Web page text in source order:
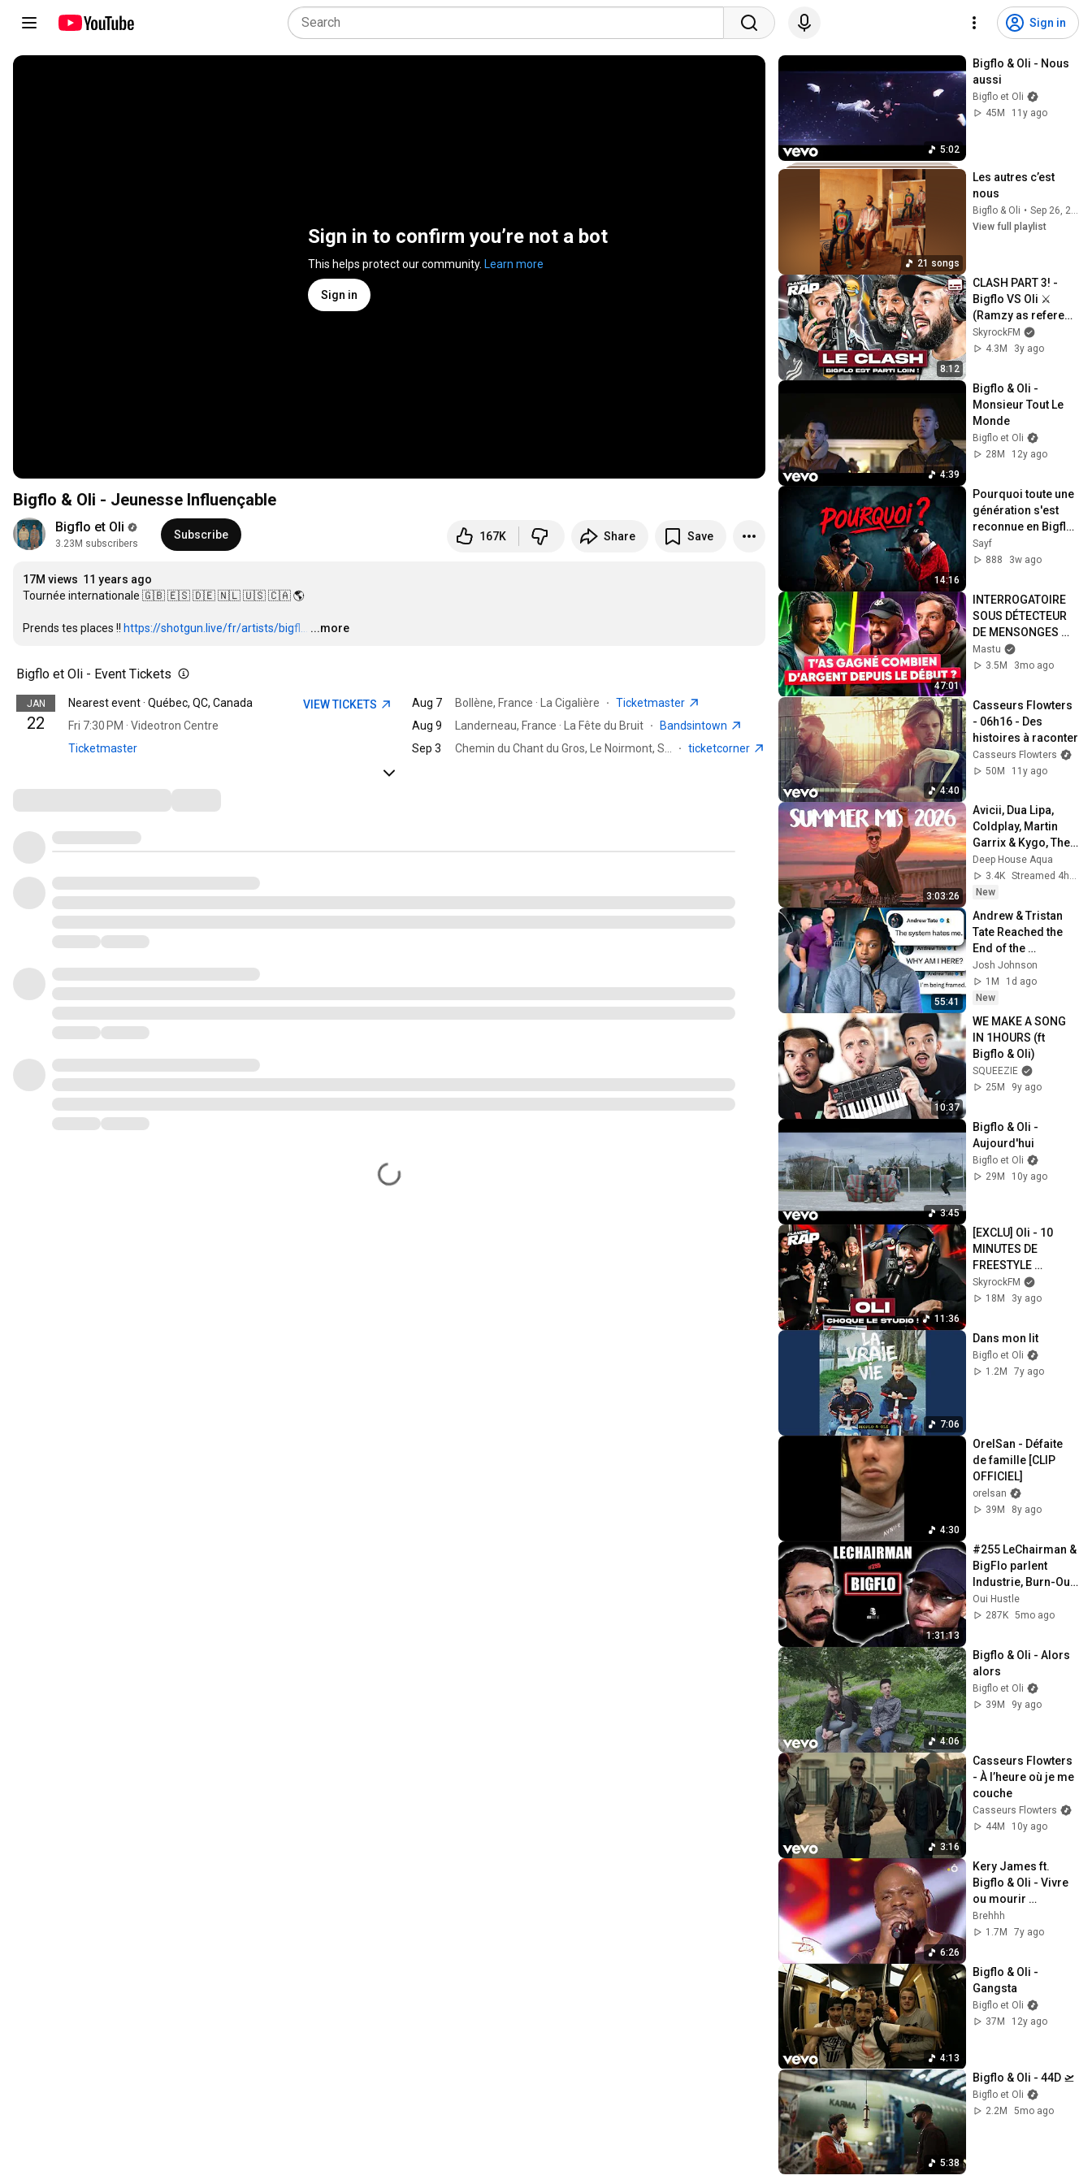
Sign in
Sign in to confirm you’re not a bot
This helps protect our community. Learn more
Sign in
Bigflo & Oli - Jeunesse Influençable
Bigflo et Oli
3.23M subscribers
Subscribe 167K Share Save
17M views 11 years ago
Tournée internationale 🇬🇧 🇪🇸 🇩🇪 🇳🇱 🇺🇸 🇨🇦 🌎
Prends tes places !! https://shotgun.live/fr/artists/bigfl... …
...more
Bigflo et Oli - Event Tickets
JAN
22
Nearest event · Québec, QC, Canada
Fri 7:30 PM · Videotron Centre
Ticketmaster
VIEW TICKETS Aug 7 Bollène, France · La Cigalière · Ticketmaster
Aug 9
Landerneau, France · La Fête du Bruit ·
Bandsintown
Sep 3
· ticketcorner
5:02
Bigflo & Oli - Nous
aussi
Bigflo et Oli
45M
11y ago
21 songs
Les autres c’est
nous
Bigflo & Oli •
Sep 26, 2025
View full playlist
8:12
CLASH PART 3! -
Bigflo VS Oli ⚔️
(Ramzy as referee)
#PlanèteRap
SkyrockFM
4.3M
3y ago
4:39
Bigflo & Oli -
Monsieur Tout Le
Monde
Bigflo et Oli
28M
12y ago
14:16
Pourquoi toute une
génération s'est
reconnue en Bigflo
& Oli
Sayf
888
3w ago
47:01
INTERROGATOIRE
SOUS DÉTECTEUR
DE MENSONGES
#11 (Avec Bigflo et
Oli)
Mastu
3.5M
3mo ago
4:40
Casseurs Flowters
- 06h16 - Des
histoires à raconter
Casseurs Flowters
50M
11y ago
3:03:26
Avicii, Dua Lipa,
Coldplay, Martin
Garrix & Kygo, The
Chainsmokers
Style - SUMMER
DEEP HOUSE Mix
Deep House Aqua
3.4K
Streamed 4h ago
New
55:41
Andrew & Tristan
Tate Reached the
End of the
Algorithm
Josh Johnson
1M
1d ago
New
10:37
WE MAKE A SONG
IN 1HOURS (ft
Bigflo & Oli)
SQUEEZIE
25M
9y ago
3:45
Bigflo & Oli -
Aujourd'hui
Bigflo et Oli
29M
10y ago
11:36
[EXCLU] Oli - 10
MINUTES DE
FREESTYLE
LÉGENDAIRE !!
#PlanèteRap
SkyrockFM
18M
3y ago
7:06
Dans mon lit
Bigflo et Oli
1.2M
7y ago
4:30
OrelSan - Défaite
de famille [CLIP
OFFICIEL]
orelsan
39M
8y ago
1:31:13
#255 LeChairman &
BigFlo parlent
Industrie, Burn-Out,
Économie, Famille,
Toulouse, Thérapie,
Oui Hustle
287K 5mo ago
4:06
Bigflo & Oli - Alors
alors
Bigflo et Oli
39M
9y ago
3:16
Casseurs Flowters
- À l’heure où je me
couche
Casseurs Flowters
44M
10y ago
6:26
Kery James ft.
Bigflo & Oli - Vivre
ou mourir
ensemble (Live -
Hip-Hop) VERSION
Brehhh
1.7M
7y ago
4:13
Bigflo & Oli -
Gangsta
Bigflo et Oli
37M
12y ago
5:38
Bigflo & Oli - 44D 🛫
Bigflo et Oli
2.2M
5mo ago